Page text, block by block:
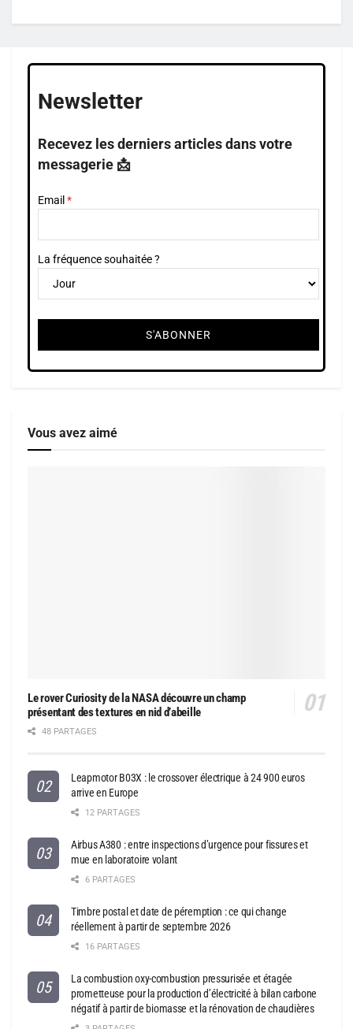
Newsletter
Recevez les derniers articles dans votre
messagerie 📩
Email
La fréquence souhaitée ?
Vous avez aimé
Le rover Curiosity de la NASA découvre un champ
présentant des textures en nid d’abeille
48 PARTAGES
Leapmotor B03X : le crossover électrique à 24 900 euros
arrive en Europe
12 PARTAGES
Airbus A380 : entre inspections d’urgence pour fissures et
mue en laboratoire volant
6 PARTAGES
Timbre postal et date de péremption : ce qui change
réellement à partir de septembre 2026
16 PARTAGES
La combustion oxy-combustion pressurisée et étagée
prometteuse pour la production d’électricité à bilan carbone
négatif à partir de biomasse et la rénovation de chaudières